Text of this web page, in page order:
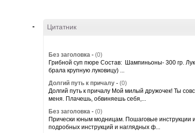
- Цитатник
Без заголовка - (0)
Грибной суп пюре Состав: Шампиньоны- 300 гр.
брала крупную луковицу) ...
Долгий путь к причалу - (0)
Долгий путь к причалу Мой милый дружочек! Ты
меня. Плачешь, обвиняешь себя,...
Без заголовка - (0)
Прически юным модницам. Пошаговые инструкции
подробных инструкций и наглядных ф...